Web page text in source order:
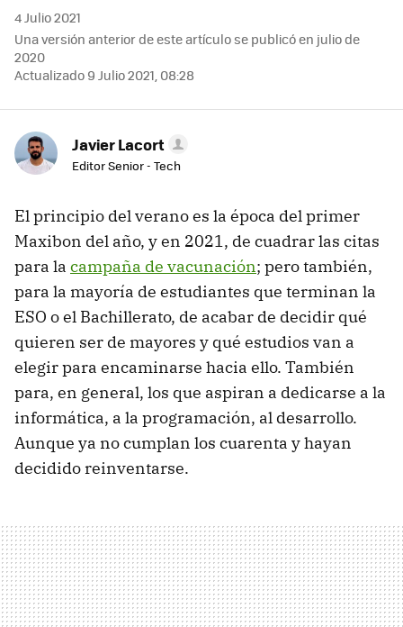
4 Julio 2021
Una versión anterior de este artículo se publicó en julio de
2020
Actualizado 9 Julio 2021, 08:28
Javier Lacort
Editor Senior - Tech
El principio del verano es la época del primer
Maxibon del año, y en 2021, de cuadrar las citas
para la campaña de vacunación; pero también,
para la mayoría de estudiantes que terminan la
ESO o el Bachillerato, de acabar de decidir qué
quieren ser de mayores y qué estudios van a
elegir para encaminarse hacia ello. También
para, en general, los que aspiran a dedicarse a la
informática, a la programación, al desarrollo.
Aunque ya no cumplan los cuarenta y hayan
decidido reinventarse.